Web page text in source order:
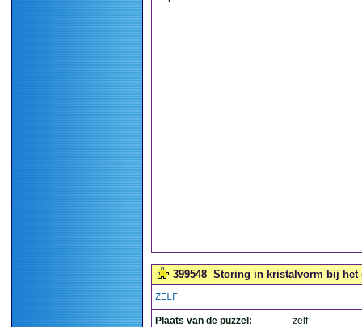
399548 Storing in kristalvorm bij het
ZELF
Plaats van de puzzel:
zelf